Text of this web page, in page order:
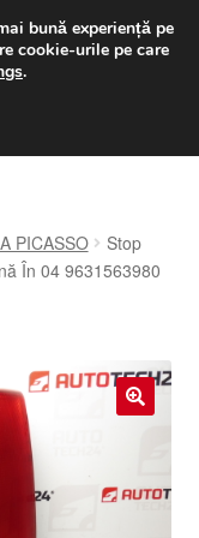
6816
PICASSO
Stop
În 04 9631563980
bună experiență pe
cookie-urile pe care
.